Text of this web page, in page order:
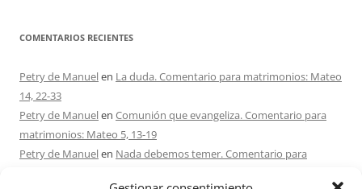
COMENTARIOS RECIENTES
Petry de Manuelen La duda. Comentario para matrimonios: Mateo
14, 22-33
Petry de Manuelen Comunión que evangeliza. Comentario para
matrimonios: Mateo 5, 13-19
Petry de Manuelen Nada debemos temer. Comentario para